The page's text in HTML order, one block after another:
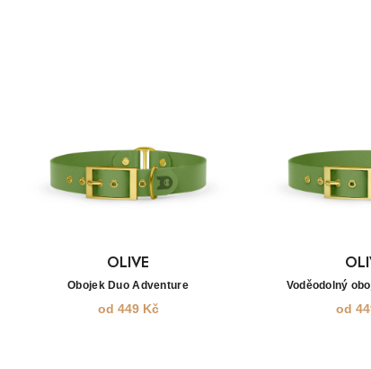
OLIVE
Obojek Duo Adventure
od 449Kč
Voděodolný
od